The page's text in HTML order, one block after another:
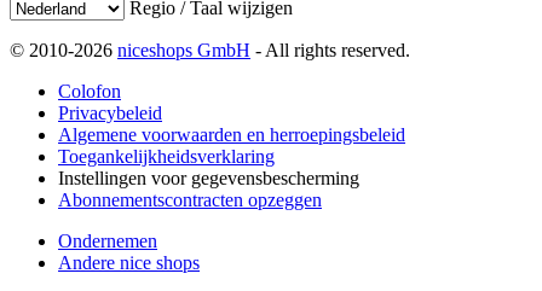
Regio / Taal wijzigen
© 2010-2026 niceshops GmbH - All rights reserved.
Colofon
Privacybeleid
Algemene voorwaarden en herroepingsbeleid
Toegankelijkheidsverklaring
Instellingen voor gegevensbescherming
Abonnementscontracten opzeggen
Ondernemen
Andere nice shops